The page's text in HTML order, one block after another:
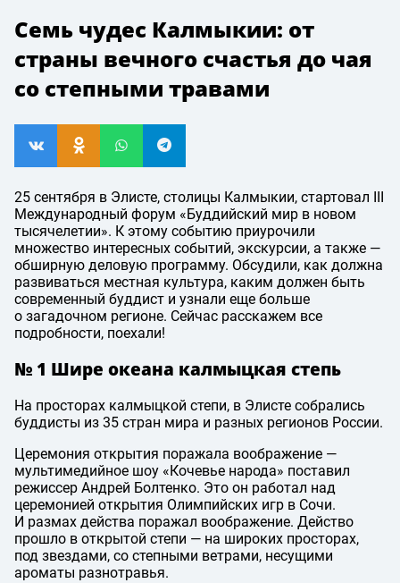
Семь чудес Калмыкии: от
страны вечного счастья до чая
со степными травами
25 сентября в Элисте, столицы Калмыкии, стартовал III
Международный форум «Буддийский мир в новом
тысячелетии». К этому событию приурочили
множество интересных событий, экскурсии, а также —
обширную деловую программу. Обсудили, как должна
развиваться местная культура, каким должен быть
современный буддист и узнали еще больше
о загадочном регионе. Сейчас расскажем все
подробности, поехали!
№ 1 Шире океана калмыцкая степь
На просторах калмыцкой степи, в Элисте собрались
буддисты из 35 стран мира и разных регионов России.
Церемония открытия поражала воображение —
мультимедийное шоу «Кочевье народа» поставил
режиссер Андрей Болтенко. Это он работал над
церемонией открытия Олимпийских игр в Сочи.
И размах действа поражал воображение. Действо
прошло в открытой степи — на широких просторах,
под звездами, со степными ветрами, несущими
ароматы разнотравья.